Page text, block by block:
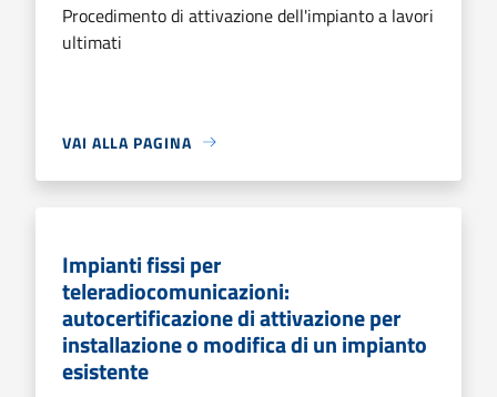
Procedimento di attivazione dell'impianto a lavori
ultimati
VAI ALLA PAGINA
Impianti fissi per
teleradiocomunicazioni:
autocertificazione di attivazione per
installazione o modifica di un impianto
esistente